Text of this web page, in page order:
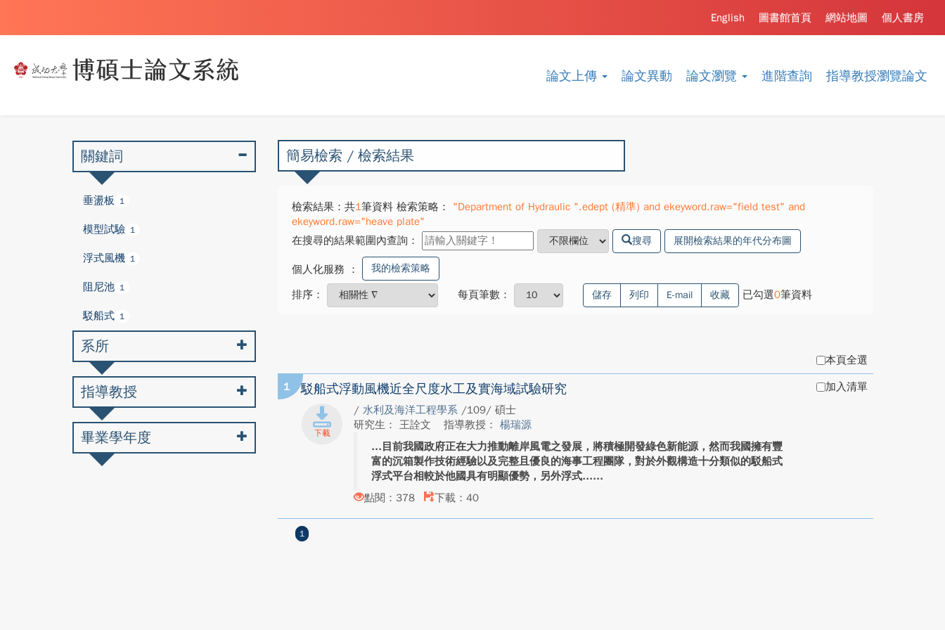
論文上傳 論文異動 論文瀏覽 進階查詢 指導教授瀏覽論文
個人書房
網站地圖
圖書館首頁
English
簡易檢索 / 檢索結果
檢索結果：共1筆資料 檢索策略：
"Department of Hydraulic ".edept (精準) and ekeyword.raw="field test" and
ekeyword.raw="heave plate"
在搜尋的結果範圍內查詢：
搜尋 展開檢索結果的年代分布圖
個人化服務 ： 我的檢索策略
排序： 每頁筆數： 儲存 列印 E-mail 收藏 已勾選0筆資料
本頁全選
1 駁船式浮動風機近全尺度水工及實海域試驗研究
/ 水利及海洋工程學系 /109/ 碩士
研究生： 王詮文
指導教授： 楊瑞源
目前我國政府正在大力推動離岸風電之發展，將積極開發綠色新能源，然而我國擁有豐
富的沉箱製作技術經驗以及完整且優良的海事工程團隊，對於外觀構造十分類似的駁船式
浮式平台相較於他國具有明顯優勢，另外浮式...
點閱：378
下載：40
加入清單
1
關鍵詞
垂盪板 1
模型試驗 1
浮式風機 1
阻尼池 1
駁船式 1
系所
指導教授
畢業學年度